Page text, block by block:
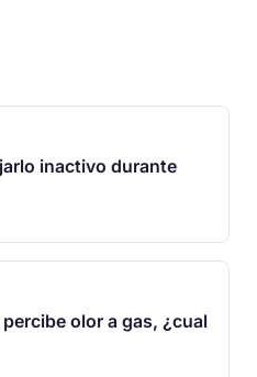
inactivo durante
olor a gas, ¿cual